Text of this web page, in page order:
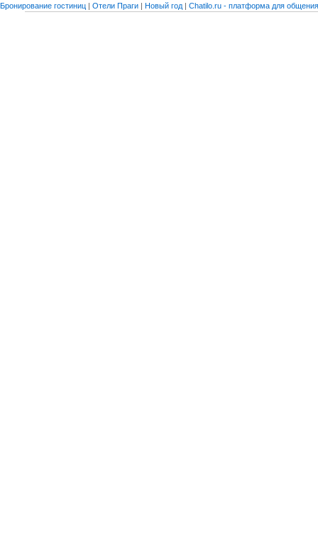
Бронирование гостиниц | Отели Праги | Новый год | Chatilo.ru - платформа для